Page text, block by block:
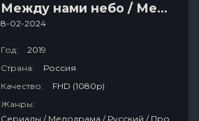
Между нами небо / Между небом и землёй
8-02-2024
Год:
2019
Страна:
Россия
Качество:
FHD (1080p)
Жанры:
Сериалы / Мелодрама / Русский / Про